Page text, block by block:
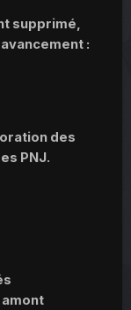
supprimé,
:
des
PNJ.